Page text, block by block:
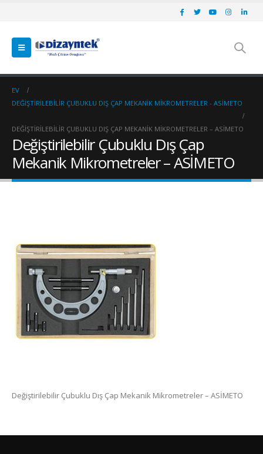
EV
DEĞIŞTIRILEBILIR ÇUBUKLU DIŞ ÇAP MEKANIK MIKROMETRELER - ASİMETO
DEĞIŞTIRILEBILIR ÇUBUKLU DIŞ ÇAP MEKANIK MIKROMETRELER – ASİMETO
Değiştirilebilir Çubuklu Dış Çap
Mekanik Mikrometreler – ASİMETO
Değiştirilebilir Çubuklu Dış Çap Mekanik Mikrometreler – ASİMETO